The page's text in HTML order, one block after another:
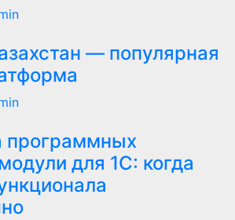
— популярная
программных
для 1С: когда